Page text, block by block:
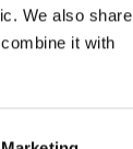
We also share
it with